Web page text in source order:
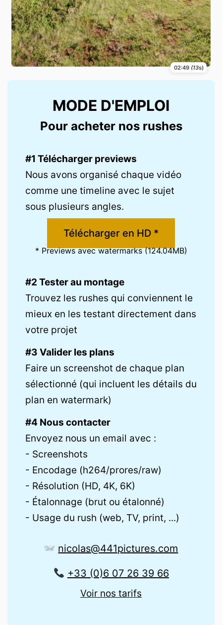
02:49 (13s)
MODE D'EMPLOI
Pour acheter nos rushes
#1 Télécharger previews
Nous avons organisé chaque vidéo
comme une timeline avec le sujet
sous plusieurs angles.
Télécharger en HD *
* Previews avec watermarks (124.04MB)
#2 Tester au montage
Trouvez les rushes qui conviennent le
mieux en les testant directement dans
votre projet
#3 Valider les plans
Faire un screenshot de chaque plan
sélectionné (qui incluent les détails du
plan en watermark)
#4 Nous contacter
Envoyez nous un email avec :
- Screenshots
- Encodage (h264/prores/raw)
- Résolution (HD, 4K, 6K)
- Étalonnage (brut ou étalonné)
- Usage du rush (web, TV, print, ...)
nicolas@441pictures.com
+33 (0)6 07 26 39 66
Voir nos tarifs